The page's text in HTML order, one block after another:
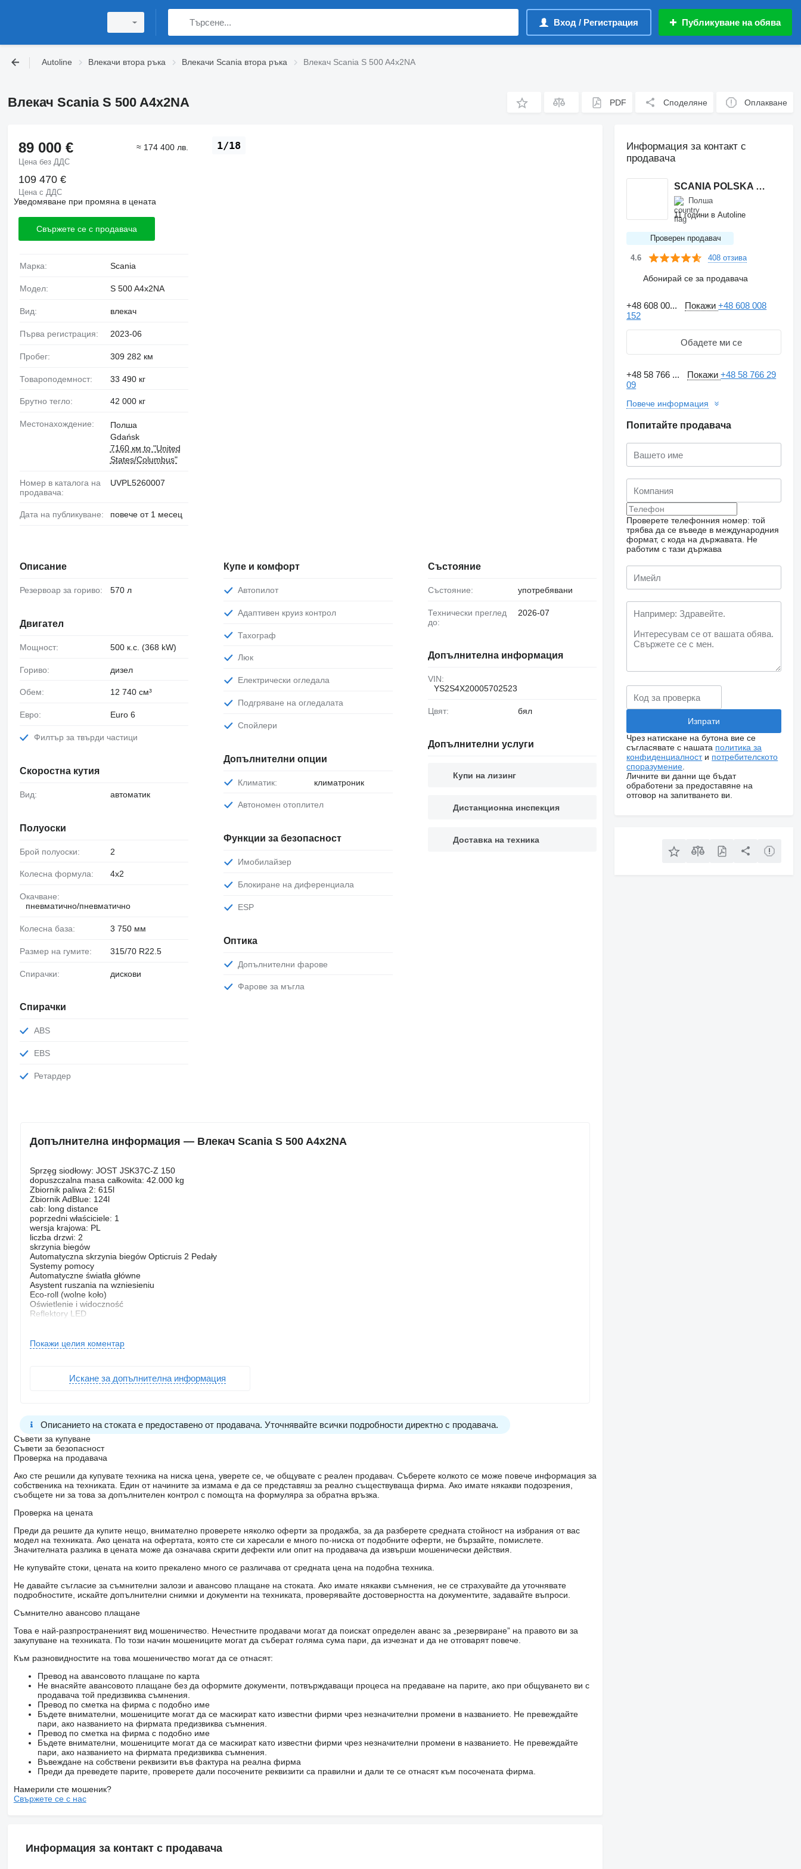
Вход / Регистрация Публикуване на обява
Autoline Влекачи втора ръка Влекачи Scania втора ръка Влекач Scania S 500 A4x2NA
Влекач Scania S 500 A4x2NA PDF Споделяне Оплакване
1/18
89 000 €
Цена без ДДС
≈ 174 400 лв.
109 470 €
Цена с ДДС
Уведомяване при промяна в цената
Свържете се с продавача
Марка: Scania
Модел: S 500 A4x2NA
Вид: влекач
Първа регистрация: 2023-06
Пробег: 309 282 км
Товароподемност: 33 490 кг
Брутно тегло: 42 000 кг
Местонахождение:
Полша
Gdańsk
7160 км to "United
States/Columbus"
Номер в каталога на
продавача:
UVPL5260007
Дата на публикуване: повече от 1 месец
Описание
Резервоар за гориво: 570 л
Двигател
Мощност: 500 к.с. (368 kW)
Гориво: дизел
Обем: 12 740 см³
Евро: Euro 6
Филтър за твърди частици
Скоростна кутия
Вид: автоматик
Полуоски
Брой полуоски: 2
Колесна формула: 4x2
Окачване:
пневматично/пневматично
Колесна база: 3 750 мм
Размер на гумите: 315/70 R22.5
Спирачки: дискови
Спирачки
ABS
EBS
Ретардер
Купе и комфорт
Автопилот
Адаптивен круиз контрол
Тахограф
Люк
Електрически огледала
Подгряване на огледалата
Спойлери
Допълнителни опции
Климатик: климатроник
Автономен отоплител
Функции за безопасност
Имобилайзер
Блокиране на диференциала
ESP
Оптика
Допълнителни фарове
Фарове за мъгла
Състояние
Състояние: употребявани
Технически преглед
до:
2026-07
Допълнителна информация
VIN:
YS2S4X20005702523
Цвят: бял
Допълнителни услуги
Купи на лизинг
Дистанционна инспекция
Доставка на техника
Допълнителна информация — Влекач Scania S 500 A4x2NA
Sprzęg siodłowy: JOST JSK37C-Z 150
dopuszczalna masa całkowita: 42.000 kg
Zbiornik paliwa 2: 615l
Zbiornik AdBlue: 124l
cab: long distance
poprzedni właściciele: 1
wersja krajowa: PL
liczba drzwi: 2
skrzynia biegów
Automatyczna skrzynia biegów Opticruis 2 Pedały
Systemy pomocy
Automatyczne światła główne
Asystent ruszania na wzniesieniu
Eco-roll (wolne koło)
Oświetlenie i widoczność
Reflektory LED
Światła do jazdy dziennej LED
Audio & komunikacja
Zawieszenie resorowo-pneumatyczne
Górna i dolna leżanka
Bezpieczeństwo
Lusterko krawężnikowe elektrycznie sterowane
Lusterko panoramiczne
System telemetryczny
Komfort
Dodatkowy klimatyzator
Kolumna kierownicy regulowana
EGR
Rozmiar opon
Inne wymiary i ciężary
Niniejsze ogłoszenie jest wyłącznie informacją handlową i nie stanowi oferty w rozumieniu art. 66
Sprzedawca nie ponosi odpowiedzialności za błędy i nieaktualności w ogłoszeniach
książka serwisowa
kabina
niezależna klimatyzacja
zestaw głośnomówiący
czujnik światła
światła do jazdy dziennej
czujnik deszczu
zdatny do jazdy
Покажи целия коментар
Искане за допълнителна информация
Описанието на стоката е предоставено от продавача. Уточнявайте всички подробности директно с продавача.
Съвети за купуване
Съвети за безопасност
Проверка на продавача
Ако сте решили да купувате техника на ниска цена, уверете се, че общувате с реален продавач. Съберете колкото се може повече информация за
собственика на техниката. Един от начините за измама е да се представяш за реално съществуваща фирма. Ако имате някакви подозрения,
съобщете ни за това за допълнителен контрол с помощта на формуляра за обратна връзка.
Проверка на цената
Преди да решите да купите нещо, внимателно проверете няколко оферти за продажба, за да разберете средната стойност на избрания от вас
модел на техниката. Ако цената на офертата, която сте си харесали е много по-ниска от подобните оферти, не бързайте, помислете.
Значителната разлика в цената може да означава скрити дефекти или опит на продавача да извърши мошенически действия.
Не купувайте стоки, цената на които прекалено много се различава от средната цена на подобна техника.
Не давайте съгласие за съмнителни залози и авансово плащане на стоката. Ако имате някакви съмнения, не се страхувайте да уточнявате
подробностите, искайте допълнителни снимки и документи на техниката, проверявайте достоверността на документите, задавайте въпроси.
Съмнително авансово плащане
Това е най-разпространеният вид мошеничество. Нечестните продавачи могат да поискат определен аванс за „резервиране” на правото ви за
закупуване на техниката. По този начин мошениците могат да съберат голяма сума пари, да изчезнат и да не отговарят повече.
Към разновидностите на това мошеничество могат да се отнасят:
Превод на авансовото плащане по карта
Не внасяйте авансовото плащане без да оформите документи, потвърждаващи процеса на предаване на парите, ако при общуването ви с
продавача той предизвиква съмнения.
Превод по сметка на фирма с подобно име
Бъдете внимателни, мошениците могат да се маскират като известни фирми чрез незначителни промени в названието. Не превеждайте
пари, ако названието на фирмата предизвиква съмнения.
Превод по сметка на фирма с подобно име
Бъдете внимателни, мошениците могат да се маскират като известни фирми чрез незначителни промени в названието. Не превеждайте
пари, ако названието на фирмата предизвиква съмнения.
Въвеждане на собствени реквизити във фактура на реална фирма
Преди да преведете парите, проверете дали посочените реквизити са правилни и дали те се отнасят към посочената фирма.
Намерили сте мошеник?
Свържете се с нас
Информация за контакт с продавача
Информация за контакт с
продавача
SCANIA POLSKA S.A. oddział GDAŃSK
Полша
11 години в Autoline
Проверен продавач
4.6 408 отзива
Абонирай се за продавача
+48 608 00... Покажи+48 608 008
152
Обадете ми се
+48 58 766 ... Покажи+48 58 766 29
09
Повече информация
Попитайте продавача
Проверете телефонния номер: той
трябва да се въведе в международния
формат, с кода на държавата.
Не
работим с тази държава
Чрез натискане на бутона вие се
съгласявате с нашата политика за
конфиденциалности потребителското
споразумение
Личните ви данни ще бъдат
обработени за предоставяне на
отговор на запитването ви.